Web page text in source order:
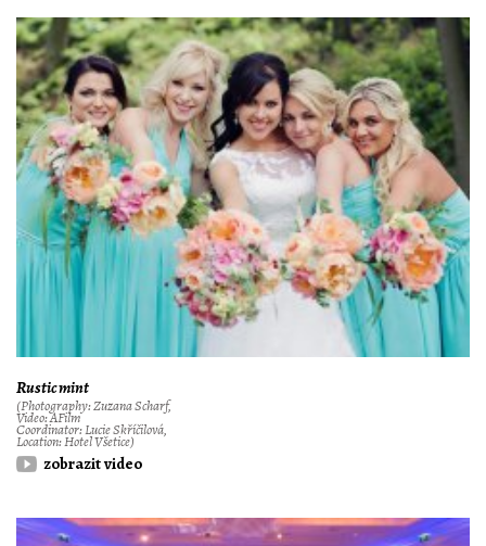
Rustic mint
(Photography: Zuzana Scharf,
Video: AFilm
Coordinator: Lucie Skříčilová,
Location: Hotel Všetice)
zobrazit video